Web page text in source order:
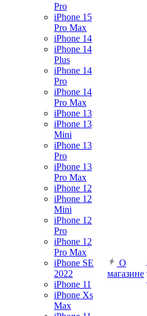
Pro
iPhone 15
Pro Max
iPhone 14
iPhone 14
Plus
iPhone 14
Pro
iPhone 14
Pro Max
iPhone 13
iPhone 13
Mini
iPhone 13
Pro
iPhone 13
Pro Max
iPhone 12
iPhone 12
Mini
iPhone 12
Pro
iPhone 12
Pro Max
iPhone SE
2022
iPhone 11
iPhone Xs
Max
О
магазине